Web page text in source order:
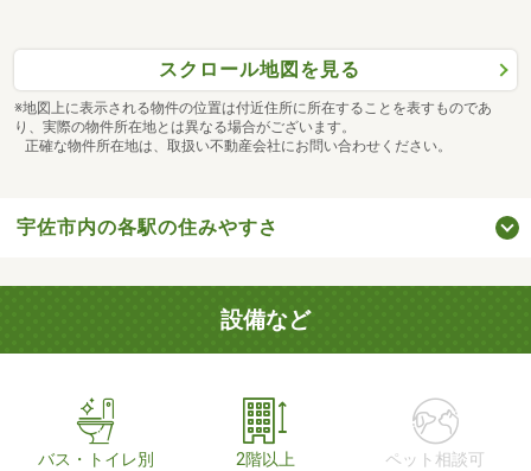
スクロール地図を見る
※地図上に表示される物件の位置は付近住所に所在することを表すものであ
り、実際の物件所在地とは異なる場合がございます。
正確な物件所在地は、取扱い不動産会社にお問い合わせください。
宇佐市内の各駅の住みやすさ
設備など
バス・トイレ別 2階以上 ペット相談可